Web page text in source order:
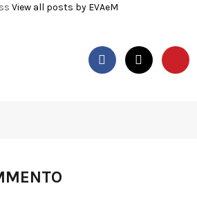
View all posts by EVAeM